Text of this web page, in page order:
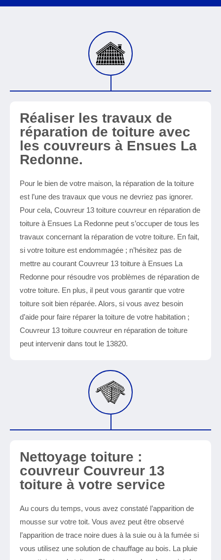
Réaliser les travaux de
réparation de toiture avec
les couvreurs à Ensues La
Redonne.
Pour le bien de votre maison, la réparation de la toiture
est l’une des travaux que vous ne devriez pas ignorer.
Pour cela, Couvreur 13 toiture couvreur en réparation de
toiture à Ensues La Redonne peut s’occuper de tous les
travaux concernant la réparation de votre toiture. En fait,
si votre toiture est endommagée ; n’hésitez pas de
mettre au courant Couvreur 13 toiture à Ensues La
Redonne pour résoudre vos problèmes de réparation de
votre toiture. En plus, il peut vous garantir que votre
toiture soit bien réparée. Alors, si vous avez besoin
d’aide pour faire réparer la toiture de votre habitation ;
Couvreur 13 toiture couvreur en réparation de toiture
peut intervenir dans tout le 13820.
Nettoyage toiture :
couvreur Couvreur 13
toiture à votre service
Au cours du temps, vous avez constaté l’apparition de
mousse sur votre toit. Vous avez peut être observé
l’apparition de trace noire dues à la suie ou à la fumée si
vous utilisez une solution de chauffage au bois. La pluie